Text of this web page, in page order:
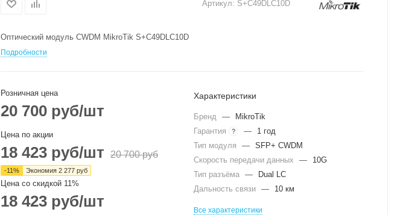
Артикул: S+C49DLC10D
Оптический модуль CWDM MikroTik S+C49DLC10D
Подробности
Розничная цена
20 700 руб/шт
Цена по акции
18 423 руб/шт 20 700руб
-11% Экономия 2 277 руб
Цена со скидкой 11%
18 423 руб/шт
Характеристики
Бренд —
MikroTik
Гарантия
? —
1 год
Тип модуля
— SFP+ CWDM
Скорость передачи данных
—
10G
Тип разъёма —
Dual LC
Дальность связи — 10 км
Все характеристики